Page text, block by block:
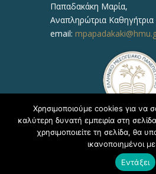
Παπαδακάκη Μαρία,
Αναπληρώτρια Καθηγήτρια
email:
Copyright © 2020, ΕΛΜΕΠΑ
Εκπαιδευτικών Διαδικασιών -
Χρησιμοποιούμε cookies για να
καλύτερη δυνατή εμπειρία στη
χρησιμοποιείτε τη σελίδα, θα
ικανοποιημένοι
Εντάξει